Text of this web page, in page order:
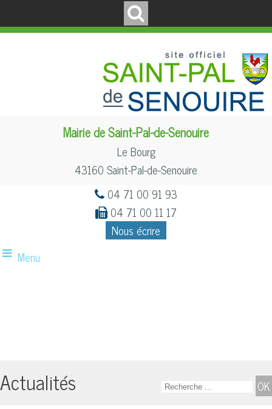
Mairie de Saint-Pal-de-Senouire
Le Bourg
43160 Saint-Pal-de-Senouire
04 71 00 91 93
04 71 00 11 17
Nous écrire
Menu
Actualités